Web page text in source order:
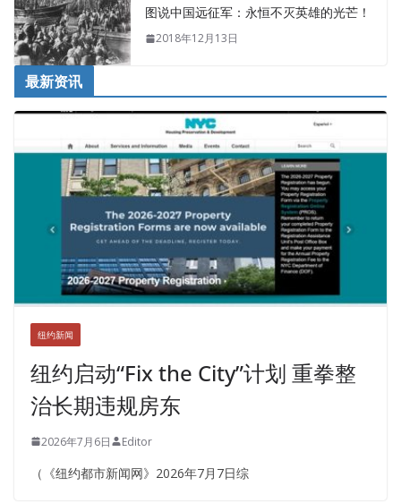
图说中国远征军：永恒不灭英雄的光芒！
2018年12月13日
最新资讯
纽约新闻
纽约启动“Fix the City”计划 重拳整
治长期违规房东
2026年7月6日 Editor
（《纽约都市新闻网》2026年7月7日综